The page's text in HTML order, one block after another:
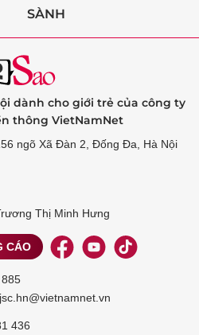
SÀNH
dành cho giới trẻ của công ty
thông VietNamNet
ngõ Xã Đàn 2, Đống Đa, Hà Nội
Thị Minh Hưng
CÁO
436